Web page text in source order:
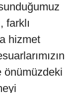
farklı
hizmet
önümüzdeki